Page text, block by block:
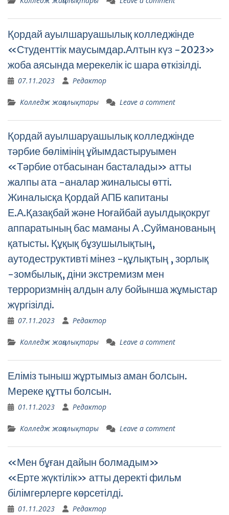
Қордай ауылшаруашылық колледжінде
«Студенттік маусымдар.Алтын күз -2023»
жоба аясында мерекелік іс шара өткізілді.
07.11.2023 Редактор
Колледж жаңалықтары Leave a comment
Қордай ауылшаруашылық колледжінде
тәрбие бөлімінің ұйымдастыруымен
«Тәрбие отбасынан басталады» атты
жалпы ата -аналар жиналысы өтті.
Жиналысқа Қордай АПБ капитаны
Е.А.Қазақбай және Ноғайбай ауылдықокруг
аппаратының бас маманы А .Суйманованың
қатысты. Құқық бұзушылықтың,
аутодеструктивті мінез -құлықтың , зорлық
-зомбылық, діни экстремизм мен
терроризмнің алдын алу бойынша жұмыстар
жүргізілді.
07.11.2023 Редактор
Колледж жаңалықтары Leave a comment
Еліміз тыныш жұртымыз аман болсын.
Мереке құтты болсын.
01.11.2023 Редактор
Колледж жаңалықтары Leave a comment
«Мен бұған дайын болмадым»
«Ерте жүктілік» атты деректі фильм
білімгерлерге көрсетілді.
01.11.2023 Редактор